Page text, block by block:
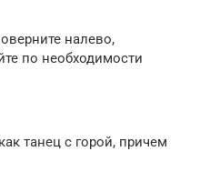
налево,
по необходимости
танец с горой, причем